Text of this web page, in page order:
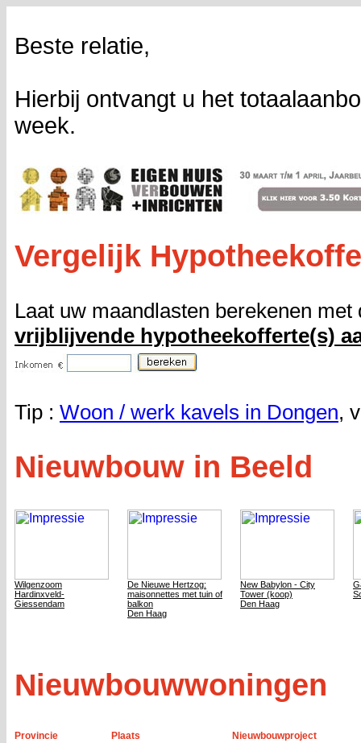
Beste relatie,
Hierbij ontvangt u het
week.
Vergelijk
Laat uw maandlasten berekenen
vrijblijvende hypotheekofferte(s)
Tip : Woon / werk kavels in Dongen,
Nieuwbouw in Beeld
Wilgenzoom
Hardinxveld-
Giessendam
De Nieuwe Hertzog:
maisonnettes met tuin of
balkon
Den Haag
New Babylon - City
Tower (koop)
Den Haag
Nieuwbouwwoningen
Provincie Plaats Nieuwbouwproject